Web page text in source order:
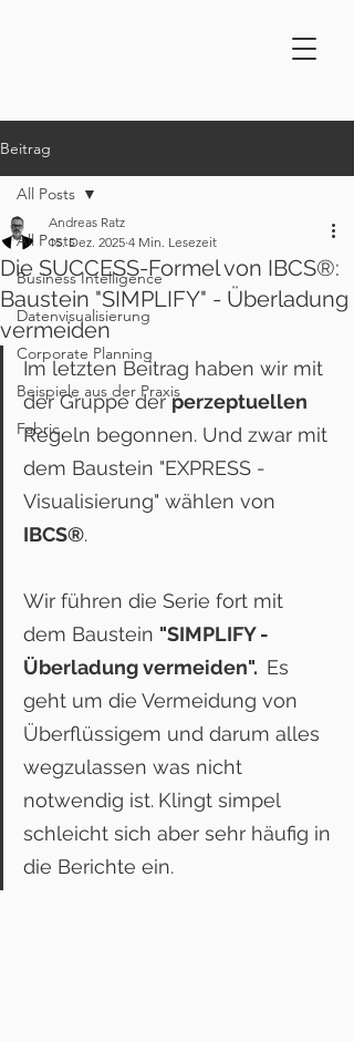
Beitrag
All Posts
Business Intelligence
Datenvisualisierung
Corporate Planning
Beispiele aus der Praxis
Fabric
All Posts
Die SUCCESS-Formel von IBCS®:
Baustein "SIMPLIFY" - Überladung
vermeiden
Andreas Ratz
15. Dez. 2025 4 Min. Lesezeit
Im letzten Beitrag haben wir mit
der Gruppe der perzeptuellen
Regeln begonnen. Und zwar mit
dem Baustein "EXPRESS -
Visualisierung" wählen von
IBCS®.
Wir führen die Serie fort mit
dem Baustein "SIMPLIFY -
Überladung vermeiden". Es
geht um die Vermeidung von
Überflüssigem und darum alles
wegzulassen was nicht
notwendig ist. Klingt simpel
schleicht sich aber sehr häufig in
die Berichte ein.